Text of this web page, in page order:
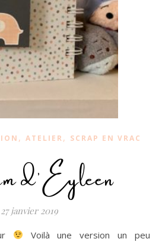
, ATELIER, SCRAP EN VRAC
d’Eyleen
27 janvier 2019
Voilà une version un peu